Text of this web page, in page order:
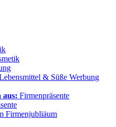
& Süße Werbung
aus: Firmenpräsente
Firmenjubliäum